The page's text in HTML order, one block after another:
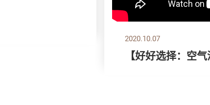
2020.10.07
【好好选择：空